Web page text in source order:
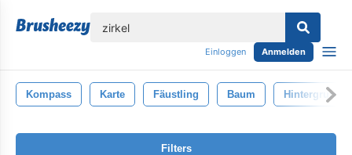
Einloggen Anmelden
Kompass Karte Fäustling Baum Hintergrund
Filters